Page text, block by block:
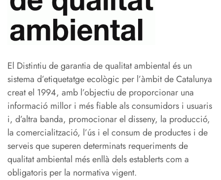
El Distintiu de garantia de qualitat ambiental és un
sistema d’etiquetatge ecològic per l’àmbit de Catalunya
creat el 1994, amb l’objectiu de proporcionar una
informació millor i més fiable als consumidors i usuaris
i, d’altra banda, promocionar el disseny, la producció,
la comercialització, l’ús i el consum de productes i de
serveis que superen determinats requeriments de
qualitat ambiental més enllà dels establerts com a
obligatoris per la normativa vigent.